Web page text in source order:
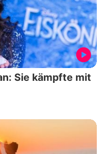
Sie kämpfte mit